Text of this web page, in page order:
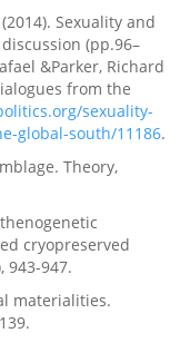
Sexuality and
(pp.96–
&Parker, Richard
from the
sexuality-
global-south/11186.
Theory,
cryopreserved
943-947.
materialities.